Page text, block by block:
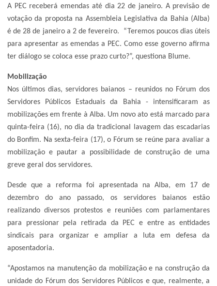
A PEC receberá emendas até dia 22 de janeiro. A previsão de
votação da proposta na Assembleia Legislativa da Bahia (Alba)
é de 28 de janeiro a 2 de fevereiro. “Teremos poucos dias úteis
para apresentar as emendas a PEC. Como esse governo afirma
ter diálogo se coloca esse prazo curto?”, questiona Blume.
Mobilização
Nos últimos dias, servidores baianos – reunidos no Fórum dos
Servidores Públicos Estaduais da Bahia - intensificaram as
mobilizações em frente à Alba. Um novo ato está marcado para
quinta-feira (16), no dia da tradicional lavagem das escadarias
do Bonfim. Na sexta-feira (17), o Fórum se reúne para avaliar a
mobilização e pautar a possibilidade de construção de uma
greve geral dos servidores.
Desde que a reforma foi apresentada na Alba, em 17 de
dezembro do ano passado, os servidores baianos estão
realizando diversos protestos e reuniões com parlamentares
para pressionar pela retirada da PEC e entre as entidades
sindicais para organizar e ampliar a luta em defesa da
aposentadoria.
“Apostamos na manutenção da mobilização e na construção da
unidade do Fórum dos Servidores Públicos e que, realmente, a